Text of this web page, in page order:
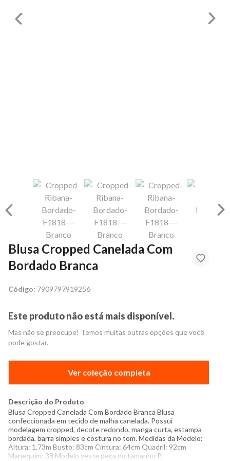
Blusa Cropped Canelada Com
Bordado Branca
Código: 7909797919256
Este produto não está mais disponível.
Mas não se preocupe! Temos muitas outras opções que você
pode gostar.
Ver coleção completa
Descrição do Produto
Blusa Cropped Canelada Com Bordado Branca Blusa
confeccionada em tecido de malha canelada. Possui
modelagem cropped, decote redondo, manga curta, estampa
bordada, barra simples e costura no tom. Medidas da Modelo:
Altura: 1,73m Busto: 83cm Cintura: 64cm Quadril: 92cm
Manequim: 38 Modelo veste peça no tamanho P.